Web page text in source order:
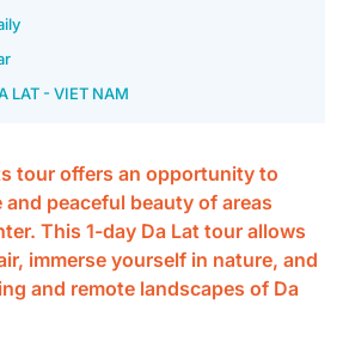
LAT - VIET NAM
tour offers an opportunity to
peaceful beauty of areas
This 1-day Da Lat tour allows
immerse yourself in nature, and
and remote landscapes of Da